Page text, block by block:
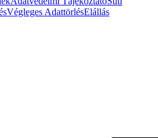
Végleges AdattörlésElállás